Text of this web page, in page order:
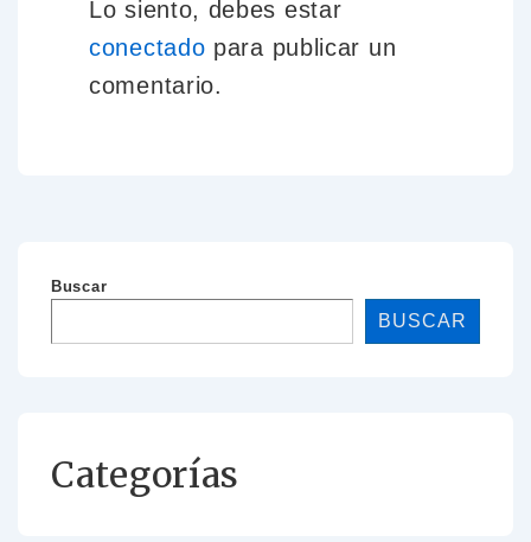
Lo siento, debes estar
conectado para publicar un
comentario.
Buscar
BUSCAR
Categorías